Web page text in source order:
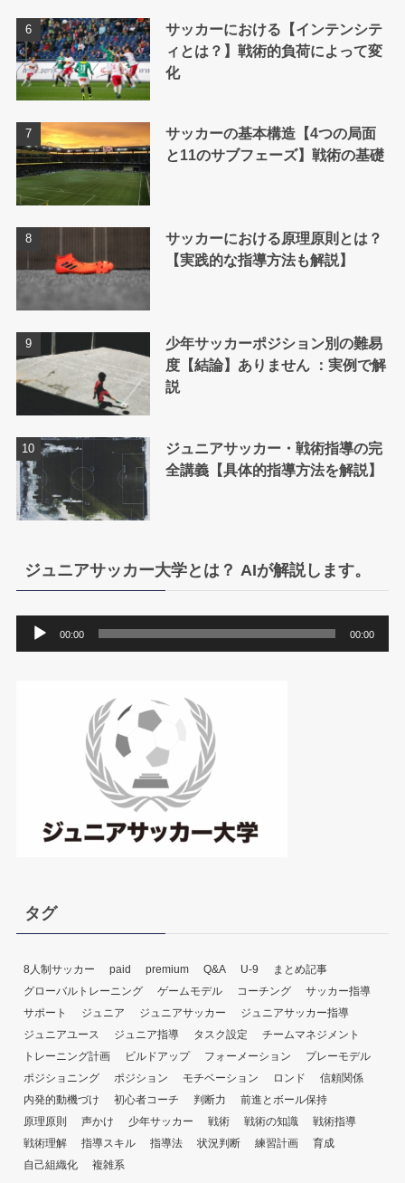
サッカーにおける【インテンシテ
ィとは？】戦術的負荷によって変
化
サッカーの基本構造【4つの局面
と11のサブフェーズ】戦術の基礎
サッカーにおける原理原則とは？
【実践的な指導方法も解説】
少年サッカーポジション別の難易
度【結論】ありません ：実例で解
説
ジュニアサッカー・戦術指導の完
全講義【具体的指導方法を解説】
ジュニアサッカー大学とは？ AIが解説します。
声
00:00 00:00
タグ
8人制サッカー paid premium Q&A U-9
まとめ記事
グローバルトレーニング
ゲームモデル コーチング
サッカー指導
サポート
ジュニア ジュニアサッカー
ジュニアサッカー指導
ジュニアユース
ジュニア指導 タスク設定
チームマネジメント
トレーニング計画
ビルドアップ フォーメーション
プレーモデル
ポジショニング
ポジション モチベーション ロンド
信頼関係
内発的動機づけ
初心者コーチ 判断力
前進とボール保持
原理原則
声かけ 少年サッカー 戦術 戦術の知識
戦術指導
戦術理解
指導スキル 指導法 状況判断 練習計画
育成
自己組織化
複雑系